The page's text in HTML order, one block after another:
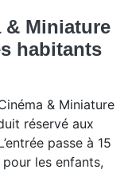
& Miniature
habitants
& Miniature
réservé aux
passe à 15
les enfants,